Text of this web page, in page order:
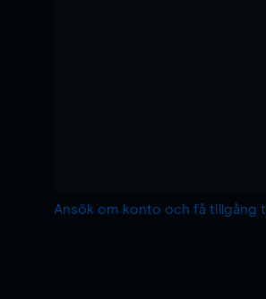
Ansök om konto och få tillgång